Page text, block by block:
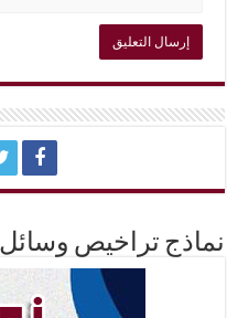
نماذج تراخيص وسائل